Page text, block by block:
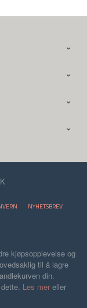
NYHETSBREV
kjøpsopplevelse og
til å lagre
din.
Les mer eller